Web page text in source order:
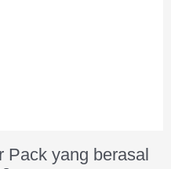
Pack yang berasal